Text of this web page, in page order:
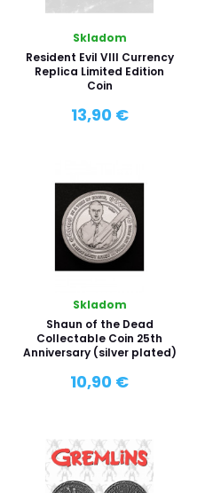
Skladom
Resident Evil VIII Currency
Replica Limited Edition
Coin
13,90 €
Skladom
Shaun of the Dead
Collectable Coin 25th
Anniversary (silver plated)
10,90 €